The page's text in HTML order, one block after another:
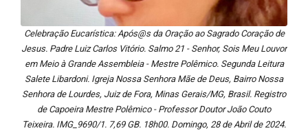
Celebração Eucarística: Após@s da Oração ao Sagrado Coração de
Jesus. Padre Luiz Carlos Vitório. Salmo 21 - Senhor, Sois Meu Louvor
em Meio à Grande Assembleia - Mestre Polêmico. Segunda Leitura
Salete Libardoni. Igreja Nossa Senhora Mãe de Deus, Bairro Nossa
Senhora de Lourdes, Juiz de Fora, Minas Gerais/MG, Brasil. Registro
de Capoeira Mestre Polêmico - Professor Doutor João Couto
Teixeira. IMG_9690/1. 7,69 GB. 18h00. Domingo, 28 de Abril de 2024.